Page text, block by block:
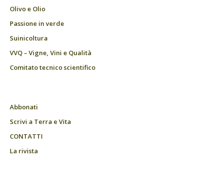
Olivo e Olio
Passione in verde
Suinicoltura
VVQ – Vigne, Vini e Qualità
Comitato tecnico scientifico
Abbonati
Scrivi a Terra e Vita
CONTATTI
La rivista